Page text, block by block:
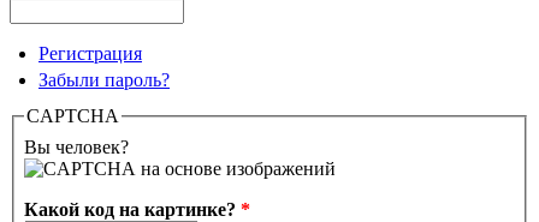
Регистрация
Забыли пароль?
CAPTCHA
Вы человек?
Какой код на картинке? *